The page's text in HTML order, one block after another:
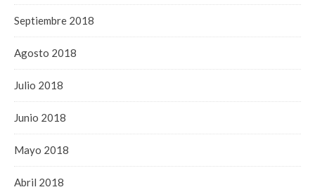
Septiembre 2018
Agosto 2018
Julio 2018
Junio 2018
Mayo 2018
Abril 2018